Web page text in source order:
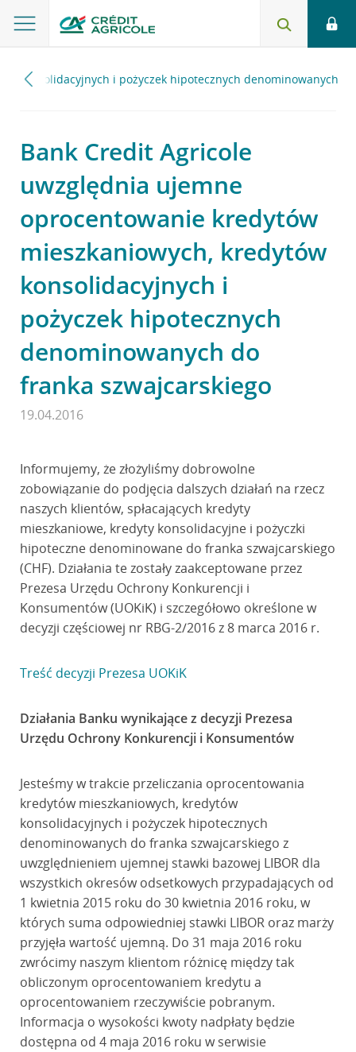
konsolidacyjnych i pożyczek hipotecznych denominowanych
Bank Credit Agricole
uwzględnia ujemne
oprocentowanie kredytów
mieszkaniowych, kredytów
konsolidacyjnych i
pożyczek hipotecznych
denominowanych do
franka szwajcarskiego
19.04.2016
Informujemy, że złożyliśmy dobrowolne
zobowiązanie do podjęcia dalszych działań na rzecz
naszych klientów, spłacających kredyty
mieszkaniowe, kredyty konsolidacyjne i pożyczki
hipoteczne denominowane do franka szwajcarskiego
(CHF). Działania te zostały zaakceptowane przez
Prezesa Urzędu Ochrony Konkurencji i
Konsumentów (UOKiK) i szczegółowo określone w
decyzji częściowej nr RBG-2/2016 z 8 marca 2016 r.
Treść decyzji Prezesa UOKiK
Działania Banku wynikające z decyzji Prezesa
Urzędu Ochrony Konkurencji i Konsumentów
Jesteśmy w trakcie przeliczania oprocentowania
kredytów mieszkaniowych, kredytów
konsolidacyjnych i pożyczek hipotecznych
denominowanych do franka szwajcarskiego z
uwzględnieniem ujemnej stawki bazowej LIBOR dla
wszystkich okresów odsetkowych przypadających od
1 kwietnia 2015 roku do 30 kwietnia 2016 roku, w
których suma odpowiedniej stawki LIBOR oraz marży
przyjęła wartość ujemną. Do 31 maja 2016 roku
zwrócimy naszym klientom różnicę między tak
obliczonym oprocentowaniem kredytu a
oprocentowaniem rzeczywiście pobranym.
Informacja o wysokości kwoty nadpłaty będzie
dostępna od 4 maja 2016 roku w serwisie